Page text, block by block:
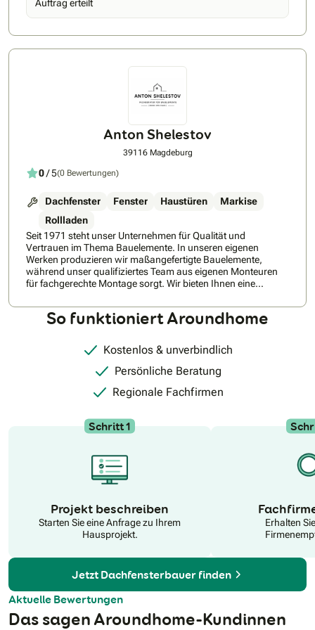
beraten. Buchen Sie ihre Beratung direkt hier beim VELUX
Beratungsservice: Bookings – – Outlook
Auftrag erteilt
Anton Shelestov
39116 Magdeburg
0/ 5(0 Bewertungen)
Dachfenster Fenster Haustüren
Markise
Rollladen
Seit 1971 steht unser Unternehmen für Qualität und
Vertrauen im Thema Bauelemente. In unseren eigenen
Werken produzieren wir maßangefertigte Bauelemente,
während unser qualifiziertes Team aus eigenen Monteuren
für fachgerechte Montage sorgt. Wir bieten Ihnen eine
zu Hause.Was uns besonders auszeichnet, ist unsere
Kompetenz in Fördermitteln, die wir für unsere Kunden
unterstützen.Vertrauen Sie auf unsere langjährige Erfahrung
und unser Rundum-sorglos-Paket.
So funktioniert Aroundhome
Kostenlos & unverbindlich
Persönliche Beratung
Regionale Fachfirmen
Schritt 1
Projekt beschreiben
Starten Sie eine Anfrage zu Ihrem
Hausprojekt.
Erhalten
Jetzt Dachfensterbauer finden
Aktuelle Bewertungen
Das sagen Aroundhome-Kundinnen